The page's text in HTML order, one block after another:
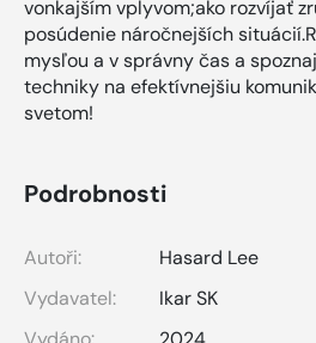
vonkajším vplyvom;ako rozvíjať
posúdenie náročnejších
mysľou a v správny čas a
techniky na efektívnejšiu
svetom!
Podrobnosti
Autoři:
Hasard Lee
Vydavatel:
Ikar SK